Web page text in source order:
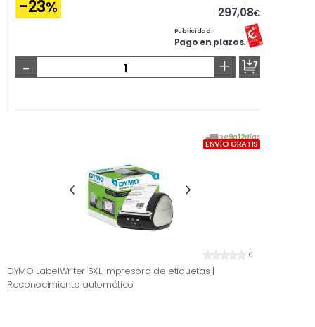
-23% 297,08€
Publicidad.
Pago en plazos.
- +
De9a12días
ENVÍO GRATIS
0
DYMO LabelWriter 5XL Impresora de etiquetas |
Reconocimiento automático